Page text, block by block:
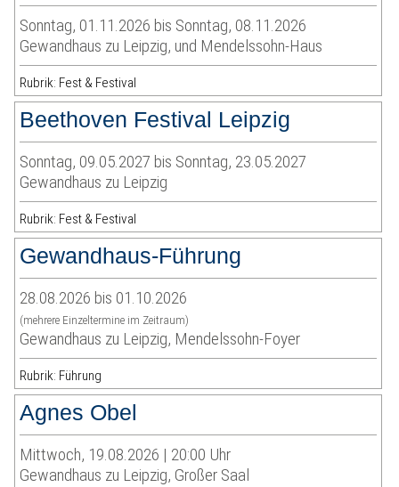
Sonntag, 01.11.2026 bis Sonntag, 08.11.2026
Gewandhaus zu Leipzig, und Mendelssohn-Haus
Rubrik: Fest & Festival
Beethoven Festival Leipzig
Sonntag, 09.05.2027 bis Sonntag, 23.05.2027
Gewandhaus zu Leipzig
Rubrik: Fest & Festival
Gewandhaus-Führung
28.08.2026 bis 01.10.2026
(mehrere Einzeltermine im Zeitraum)
Gewandhaus zu Leipzig, Mendelssohn-Foyer
Rubrik: Führung
Agnes Obel
Mittwoch, 19.08.2026 | 20:00 Uhr
Gewandhaus zu Leipzig, Großer Saal